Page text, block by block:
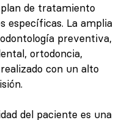
de tratamiento
específicas. La amplia
preventiva,
ortodoncia,
con un alto
del paciente es una